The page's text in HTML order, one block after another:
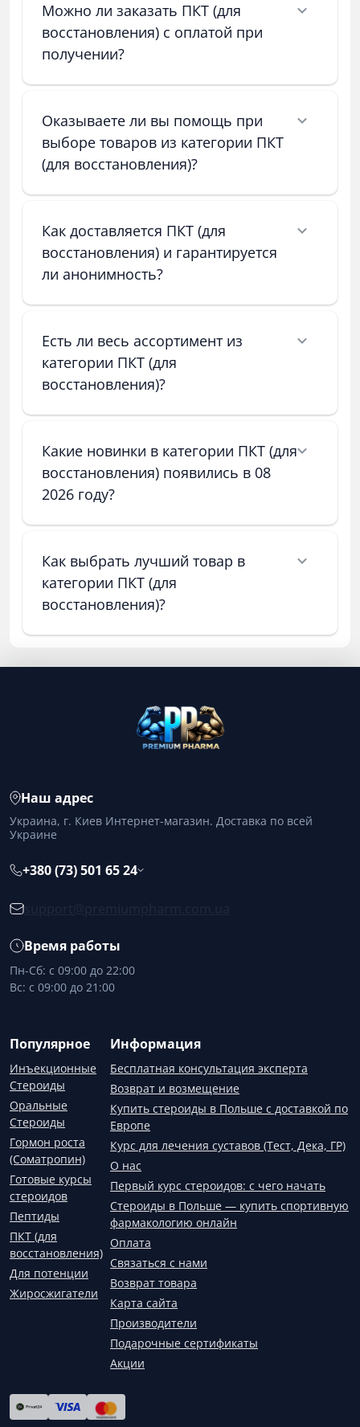
Можно ли заказать ПКТ (для
восстановления) с оплатой при
получении?
Оказываете ли вы помощь при
выборе товаров из категории ПКТ
(для восстановления)?
Как доставляется ПКТ (для
восстановления) и гарантируется
ли анонимность?
Есть ли весь ассортимент из
категории ПКТ (для
восстановления)?
Какие новинки в категории ПКТ (для
восстановления) появились в 08
2026 году?
Как выбрать лучший товар в
категории ПКТ (для
восстановления)?
Наш адрес
Украина, г. Киев Интернет-магазин. Доставка по всей
Украине
+380 (73) 501 65 24
Время работы
Пн-Сб: с 09:00 до 22:00
Вс: с 09:00 до 21:00
Популярное
Инъекционные
Стероиды
Оральные
Стероиды
Гормон роста
(Соматропин)
Готовые курсы
стероидов
Пептиды
ПКТ (для
восстановления)
Для потенции
Жиросжигатели
Информация
Бесплатная консультация эксперта
Возврат и возмещение
Купить стероиды в Польше с доставкой по
Европе
Курс для лечения суставов (Тест, Дека, ГР)
О нас
Первый курс стероидов: с чего начать
Стероиды в Польше — купить спортивную
фармакологию онлайн
Оплата
Связаться с нами
Возврат товара
Карта сайта
Производители
Подарочные сертификаты
Акции